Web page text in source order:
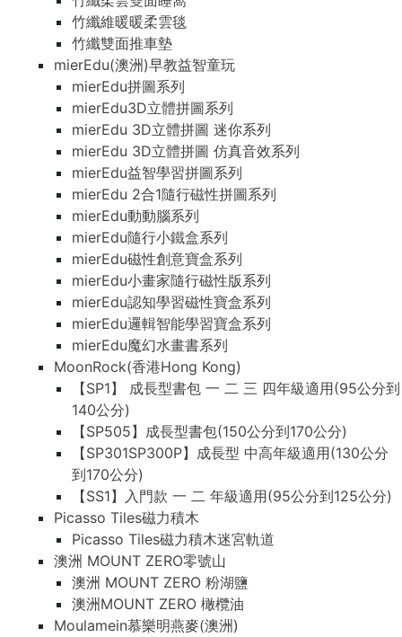
竹纖維暖暖柔雲毯
竹纖雙面推車墊
mierEdu(澳洲)早教益智童玩
mierEdu拼圖系列
mierEdu3D立體拼圖系列
mierEdu 3D立體拼圖 迷你系列
mierEdu 3D立體拼圖 仿真音效系列
mierEdu益智學習拼圖系列
mierEdu 2合1隨行磁性拼圖系列
mierEdu動動腦系列
mierEdu隨行小鐵盒系列
mierEdu磁性創意寶盒系列
mierEdu小畫家隨行磁性版系列
mierEdu認知學習磁性寶盒系列
mierEdu邏輯智能學習寶盒系列
mierEdu魔幻水畫書系列
MoonRock(香港Hong Kong)
【SP1】 成長型書包 一 二 三 四年級適用(95公分到
140公分)
【SP505】成長型書包(150公分到170公分)
【SP301SP300P】成長型 中高年級適用(130公分
到170公分)
【SS1】入門款 一 二 年級適用(95公分到125公分)
Picasso Tiles磁力積木
Picasso Tiles磁力積木迷宮軌道
澳洲 MOUNT ZERO零號山
澳洲 MOUNT ZERO 粉湖鹽
澳洲MOUNT ZERO 橄欖油
Moulamein慕樂明燕麥(澳洲)